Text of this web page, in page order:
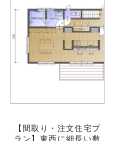
【間取り・注文住宅プ
ラン】東西に細長い敷